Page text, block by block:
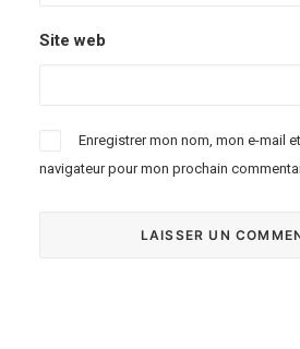
Site web
Enregistrer mon nom, mon e-mail
navigateur pour mon prochain